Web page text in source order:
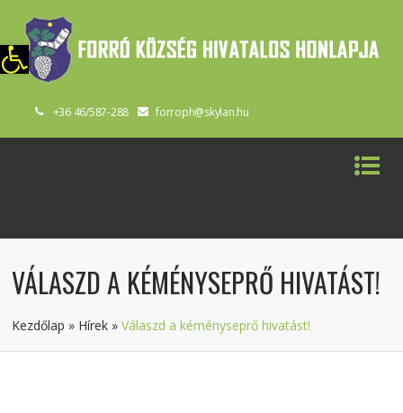
Eszköztár megnyitása
+36 46/587-288 forroph@skylan.hu
VÁLASZD A KÉMÉNYSEPRŐ HIVATÁST!
Kezdőlap » Hírek »Válaszd a kéményseprő hivatást!